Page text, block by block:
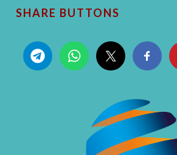
SHARE BUTTONS